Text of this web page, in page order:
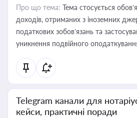
Про що тема: Тема стосується
доходів, отриманих з іноземних
податкових зобов’язань та
уникнення подвійного
Telegram канали для
кейси, практичні поради